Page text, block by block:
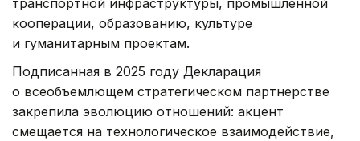
транспортной инфраструктуры, промышленной
кооперации, образованию, культуре
и гуманитарным проектам.
Подписанная в 2025 году Декларация
о всеобъемлющем стратегическом партнерстве
закрепила эволюцию отношений: акцент
смещается на технологическое взаимодействие,